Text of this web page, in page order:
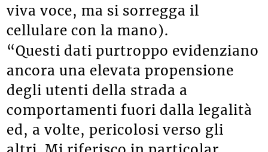
viva voce, ma si sorregga il
cellulare con la mano).
“Questi dati purtroppo evidenziano
ancora una elevata propensione
degli utenti della strada a
comportamenti fuori dalla legalità
ed, a volte, pericolosi verso gli